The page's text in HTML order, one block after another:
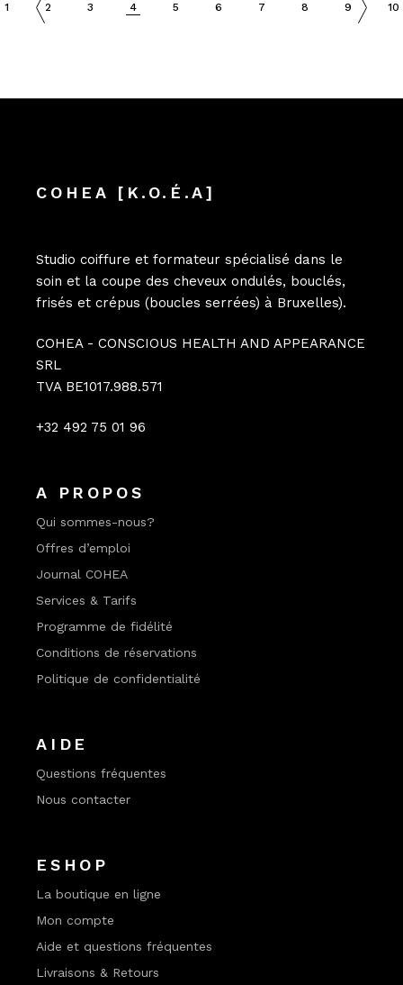
1 2 3 4 5 6 7 8 9 10
COHEA [K.O.É.A]
Studio coiffure et formateur spécialisé dans le
soin et la coupe des cheveux ondulés, bouclés,
frisés et crépus (boucles serrées) à Bruxelles).
COHEA - CONSCIOUS HEALTH AND APPEARANCE
SRL
TVA BE1017.988.571
+32 492 75 01 96
A PROPOS
Qui sommes-nous?
Offres d’emploi
Journal COHEA
Services & Tarifs
Programme de fidélité
Conditions de réservations
Politique de confidentialité
AIDE
Questions fréquentes
Nous contacter
ESHOP
La boutique en ligne
Mon compte
Aide et questions fréquentes
Livraisons & Retours